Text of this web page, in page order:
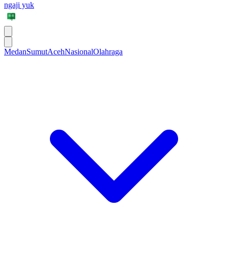
ngaji yuk
MedanSumutAcehNasionalOlahraga